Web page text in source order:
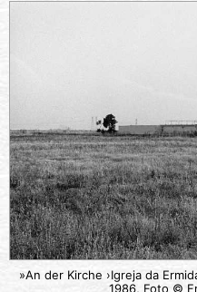
»An der Kirche ›Igreja da
1986, Foto ©